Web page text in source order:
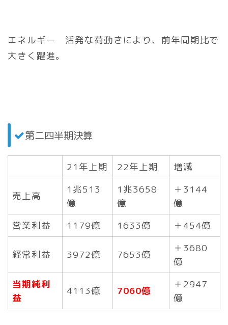
エネルギー 活発な荷動きにより、前年同期比で
大きく躍進。
第二四半期決算
21年上期 22年上期 増減
売上高
1兆513
億
1兆3658
億
＋3144
億
営業利益
1179億 1633億 ＋454億
経常利益 3972億 7653億
＋3680
億
当期純利
益
4113億 7060億
＋2947
億